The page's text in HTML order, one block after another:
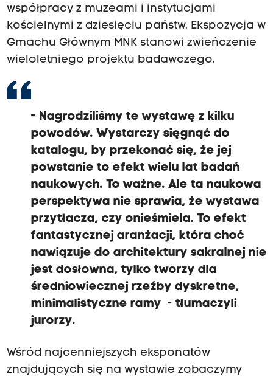
współpracy z muzeami i instytucjami
kościelnymi z dziesięciu państw. Ekspozycja w
Gmachu Głównym MNK stanowi zwieńczenie
wieloletniego projektu badawczego.
- Nagrodziliśmy te wystawę z kilku
powodów. Wystarczy sięgnąć do
katalogu, by przekonać się, że jej
powstanie to efekt wielu lat badań
naukowych. To ważne. Ale ta naukowa
perspektywa nie sprawia, że wystawa
przytłacza, czy onieśmiela. To efekt
fantastycznej aranżacji, która choć
nawiązuje do architektury sakralnej nie
jest dosłowna, tylko tworzy dla
średniowiecznej rzeźby dyskretne,
minimalistyczne ramy - tłumaczyli
jurorzy.
Wśród najcenniejszych eksponatów
znajdujących się na wystawie zobaczymy